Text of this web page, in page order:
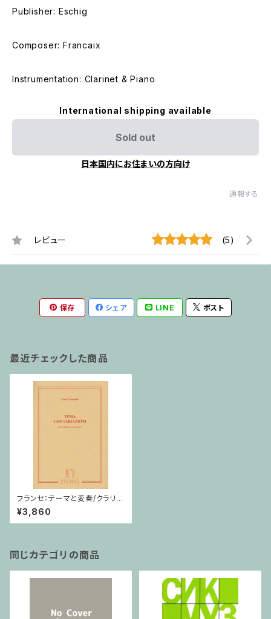
Publisher: Eschig
Composer: Francaix
Instrumentation: Clarinet & Piano
International shipping available
Sold out
日本国内にお住まいの方向け
通報する
レビュー (5)
保存 シェア LINE ポスト
最近チェックした商品
フランセ：テーマと変奏/クラリネ
ット・ピアノ
¥3,860
同じカテゴリの商品